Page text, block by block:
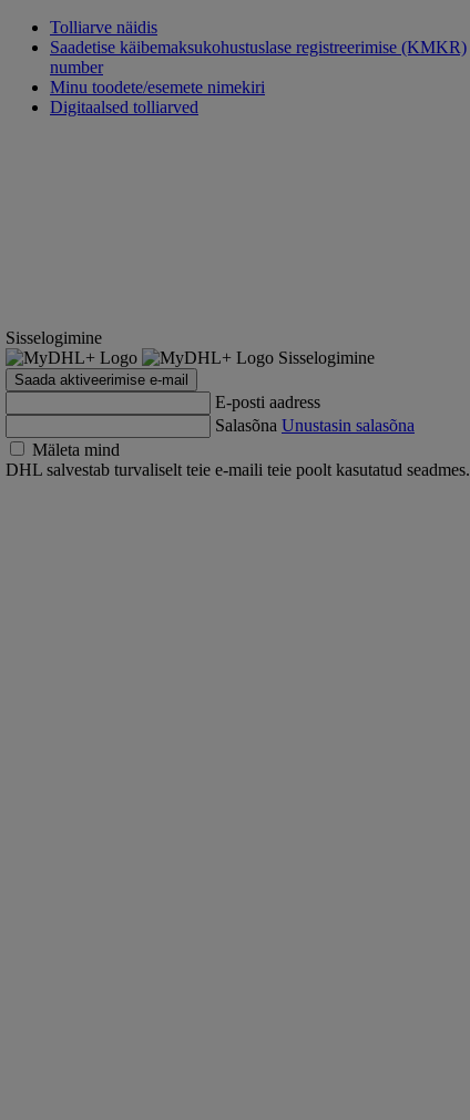
Tolliarve näidis
Saadetise käibemaksukohustuslase registreerimise (KMKR)
number
Minu toodete/esemete nimekiri
Digitaalsed tolliarved
Sisselogimine
Sisselogimine
Saada aktiveerimise e-mail
E-posti aadress
Salasõna Unustasin salasõna
Mäleta mind
DHL salvestab turvaliselt teie e-maili teie poolt kasutatud seadmes.